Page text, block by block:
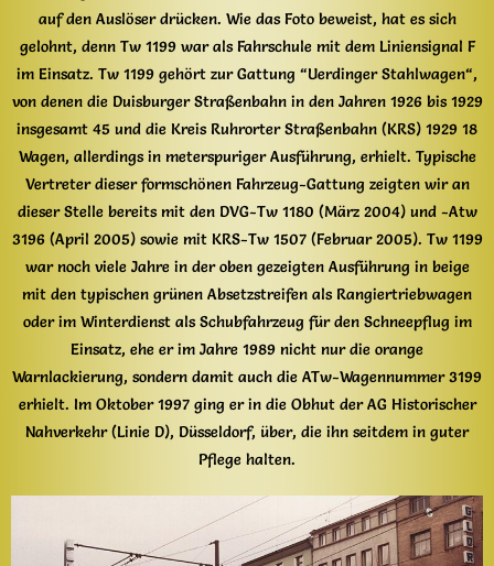
auf den Auslöser drücken. Wie das Foto beweist, hat es sich
gelohnt, denn Tw 1199 war als Fahrschule mit dem Liniensignal F
im Einsatz. Tw 1199 gehört zur Gattung “Uerdinger Stahlwagen“,
von denen die Duisburger Straßenbahn in den Jahren 1926 bis 1929
insgesamt 45 und die Kreis Ruhrorter Straßenbahn (KRS) 1929 18
Wagen, allerdings in meterspuriger Ausführung, erhielt. Typische
Vertreter dieser formschönen Fahrzeug-Gattung zeigten wir an
dieser Stelle bereits mit den DVG-Tw 1180 (März 2004) und -Atw
3196 (April 2005) sowie mit KRS-Tw 1507 (Februar 2005). Tw 1199
war noch viele Jahre in der oben gezeigten Ausführung in beige
mit den typischen grünen Absetzstreifen als Rangiertriebwagen
oder im Winterdienst als Schubfahrzeug für den Schneepflug im
Einsatz, ehe er im Jahre 1989 nicht nur die orange
Warnlackierung, sondern damit auch die ATw-Wagennummer 3199
erhielt. Im Oktober 1997 ging er in die Obhut der AG Historischer
Nahverkehr (Linie D), Düsseldorf, über, die ihn seitdem in guter
Pflege halten.